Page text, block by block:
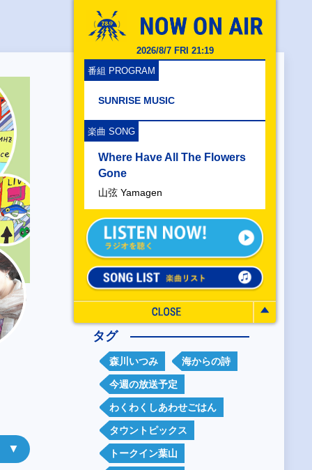
2026/8/7 FRI 21:19
番組 PROGRAM
SUNRISE MUSIC
楽曲 SONG
Where Have All The Flowers
Gone
山弦 Yamagen
タグ
森川いつみ 海からの詩
今週の放送予定
わくわくしあわせごはん
タウントピックス
トークイン葉山